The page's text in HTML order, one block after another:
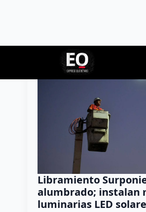
Libramiento
alumbrado; instalan
luminarias LED